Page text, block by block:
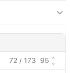
72 / 173 95